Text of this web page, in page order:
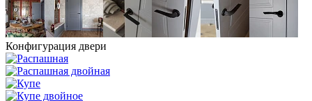
Конфигурация двери